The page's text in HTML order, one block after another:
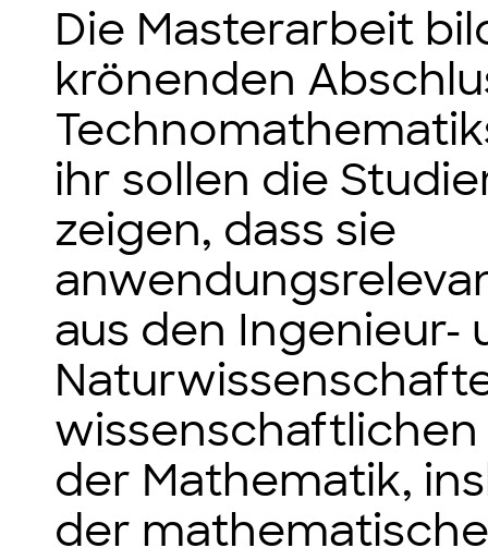
Die Masterarbeit
krönenden
ihr sollen die
zeigen, dass sie
aus den Ingenieur-
der Mathematik,
der